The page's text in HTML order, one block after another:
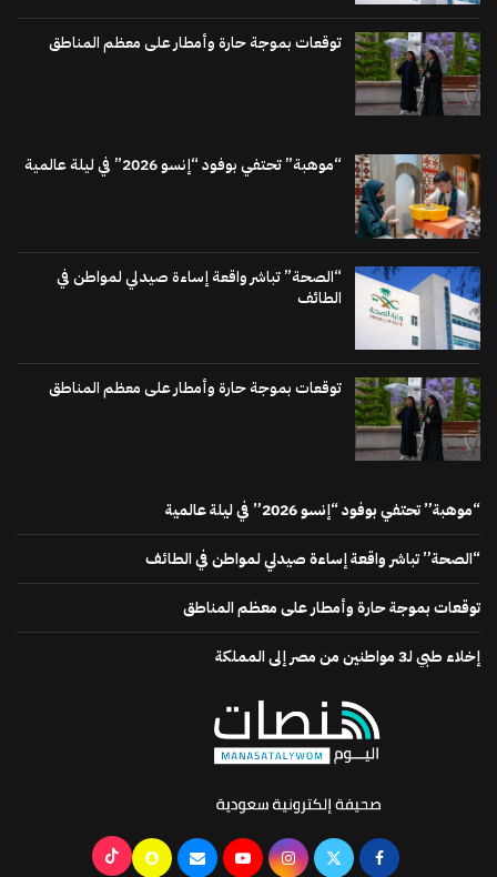
توقعات بموجة حارة وأمطار على معظم المناطق
“موهبة” تحتفي بوفود “إنسو 2026” في ليلة عالمية
“الصحة” تباشر واقعة إساءة صيدلي لمواطن في
الطائف
توقعات بموجة حارة وأمطار على معظم المناطق
“موهبة” تحتفي بوفود “إنسو 2026” في ليلة عالمية
“الصحة” تباشر واقعة إساءة صيدلي لمواطن في الطائف
توقعات بموجة حارة وأمطار على معظم المناطق
إخلاء طبي لـ3 مواطنين من مصر إلى المملكة